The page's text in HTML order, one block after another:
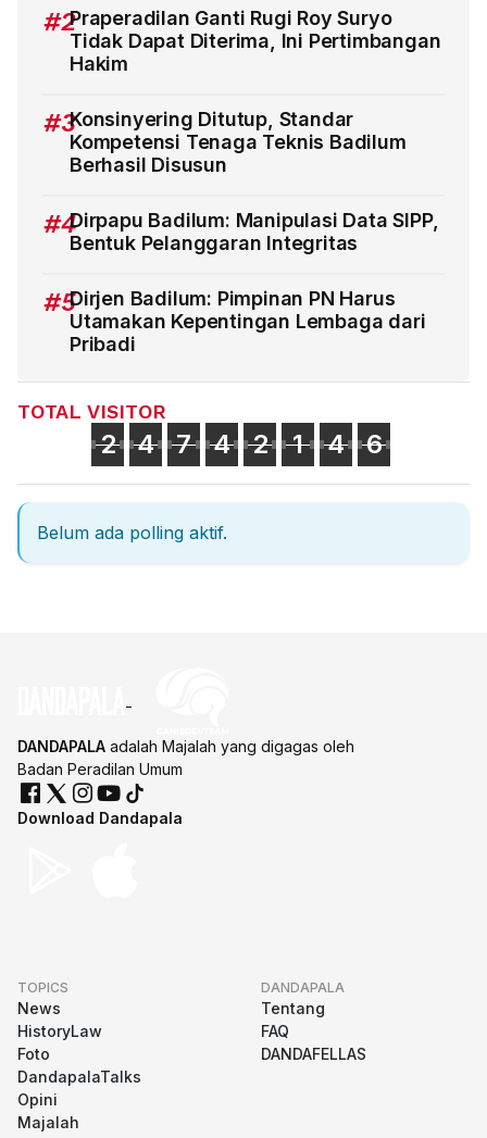
#2Praperadilan Ganti Rugi Roy Suryo
Tidak Dapat Diterima, Ini Pertimbangan
Hakim
#3Konsinyering Ditutup, Standar
Kompetensi Tenaga Teknis Badilum
Berhasil Disusun
#4Dirpapu Badilum: Manipulasi Data SIPP,
Bentuk Pelanggaran Integritas
#5Dirjen Badilum: Pimpinan PN Harus
Utamakan Kepentingan Lembaga dari
Pribadi
TOTAL VISITOR
2 4 7 4 2 1 4 6
Belum ada polling aktif.
DANDAPALA adalah Majalah yang digagas oleh
Badan Peradilan Umum
Download Dandapala
TOPICS
News
HistoryLaw
Foto
DandapalaTalks
Opini
Majalah
DANDAPALA
Tentang
FAQ
DANDAFELLAS